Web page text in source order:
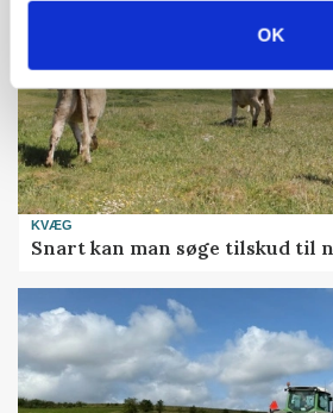
OK
KVÆG
Snart kan man søge tilskud til